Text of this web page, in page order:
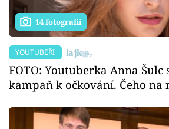
14 fotografií
YOUTUBEŘI
FOTO: Youtuberka Anna Šulc
kampaň k očkování. Čeho